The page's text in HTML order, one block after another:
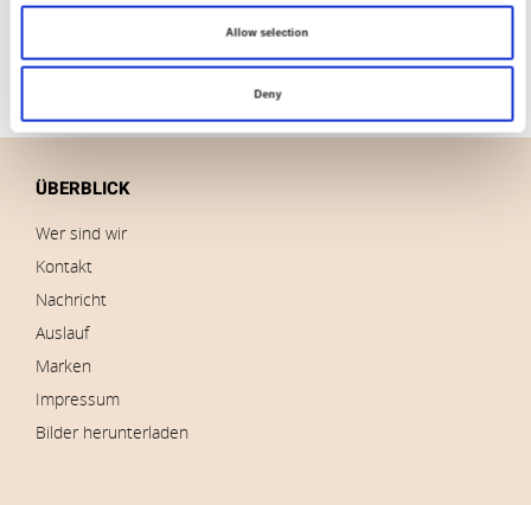
Allow selection
Deny
ÜBERBLICK
Wer sind wir
Kontakt
Nachricht
Auslauf
Marken
Impressum
Bilder herunterladen